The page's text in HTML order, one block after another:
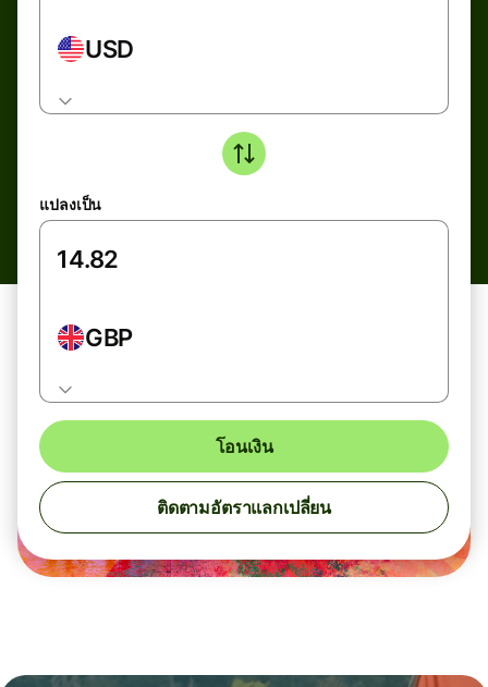
USD
แปลงเป็น
GBP
โอนเงิน
ติดตามอัตราแลกเปลี่ยน